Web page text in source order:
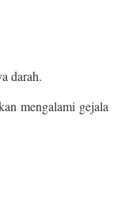
darah.
mengalami gejala